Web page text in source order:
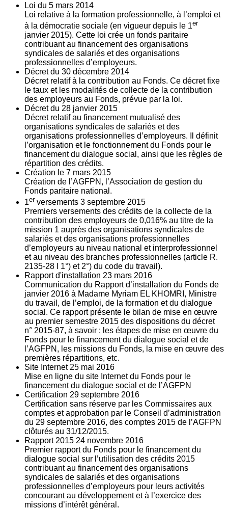
Loi du 5 mars 2014
Loi relative à la formation professionnelle, à l’emploi et
à la démocratie sociale (en vigueur depuis le 1er
janvier 2015). Cette loi crée un fonds paritaire
contribuant au financement des organisations
syndicales de salariés et des organisations
professionnelles d’employeurs.
Décret du 30 décembre 2014
Décret relatif à la contribution au Fonds. Ce décret fixe
le taux et les modalités de collecte de la contribution
des employeurs au Fonds, prévue par la loi.
Décret du 28 janvier 2015
Décret relatif au financement mutualisé des
organisations syndicales de salariés et des
organisations professionnelles d’employeurs. Il définit
l’organisation et le fonctionnement du Fonds pour le
financement du dialogue social, ainsi que les règles de
répartition des crédits.
Création le 7 mars 2015
Création de l’AGFPN, l’Association de gestion du
Fonds paritaire national.
1er versements 3 septembre 2015
Premiers versements des crédits de la collecte de la
contribution des employeurs de 0,016% au titre de la
mission 1 auprès des organisations syndicales de
salariés et des organisations professionnelles
d’employeurs au niveau national et interprofessionnel
et au niveau des branches professionnelles (article R.
2135‐28 I 1°) et 2°) du code du travail).
Rapport d'installation 23 mars 2016
Communication du Rapport d’installation du Fonds de
janvier 2016 à Madame Myriam EL KHOMRI, Ministre
du travail, de l’emploi, de la formation et du dialogue
social. Ce rapport présente le bilan de mise en œuvre
au premier semestre 2015 des dispositions du décret
n° 2015-87, à savoir : les étapes de mise en œuvre du
Fonds pour le financement du dialogue social et de
l’AGFPN, les missions du Fonds, la mise en œuvre des
premières répartitions, etc.
Site Internet 25 mai 2016
Mise en ligne du site Internet du Fonds pour le
financement du dialogue social et de l’AGFPN
Certification 29 septembre 2016
Certification sans réserve par les Commissaires aux
comptes et approbation par le Conseil d’administration
du 29 septembre 2016, des comptes 2015 de l’AGFPN
clôturés au 31/12/2015.
Rapport 2015 24 novembre 2016
Premier rapport du Fonds pour le financement du
dialogue social sur l’utilisation des crédits 2015
contribuant au financement des organisations
syndicales de salariés et des organisations
professionnelles d’employeurs pour leurs activités
concourant au développement et à l’exercice des
missions d’intérêt général.